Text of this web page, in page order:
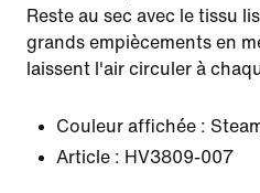
Reste au sec avec le tissu
grands empiècements en
laissent l'air circuler à
Couleur affichée :
Article : HV3809-007